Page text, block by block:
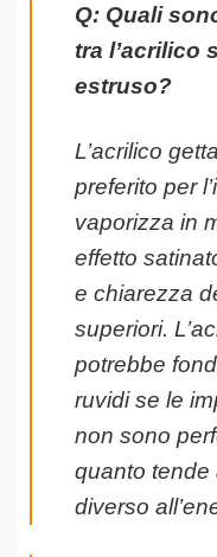
Q: Quali
tra l’acrilico
estruso?
L’acrilico
preferito per
vaporizza in
effetto
e chiarezza
superiori.
potrebbe
ruvidi se le
non sono
quanto tende
diverso